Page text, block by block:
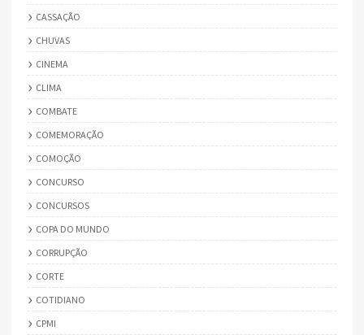
CASSAÇÃO
CHUVAS
CINEMA
CLIMA
COMBATE
COMEMORAÇÃO
COMOÇÃO
CONCURSO
CONCURSOS
COPA DO MUNDO
CORRUPÇÃO
CORTE
COTIDIANO
CPMI